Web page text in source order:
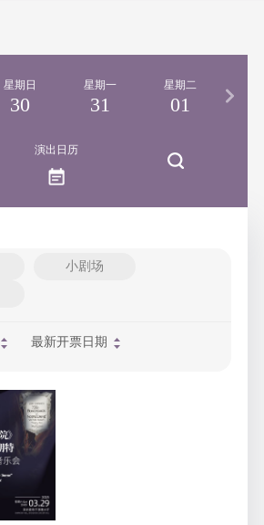
星期日
30
星期一
31
星期二
01
演出日历
小剧场
最新开票日期